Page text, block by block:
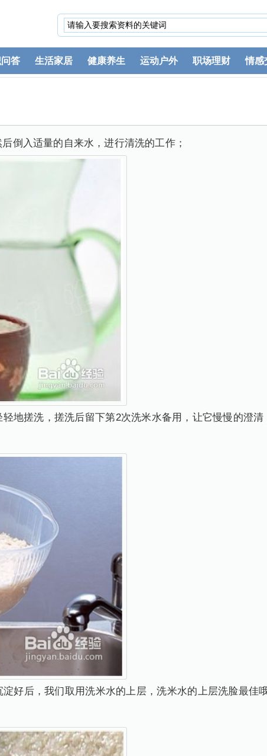
答 生活家居 健康养生 运动户外 职场理财 情感
倒入适量的自来水，进行清洗的工作；
地搓洗，搓洗后留下第2次洗米水备用，让它慢慢的澄
好后，我们取用洗米水的上层，洗米水的上层洗脸最佳